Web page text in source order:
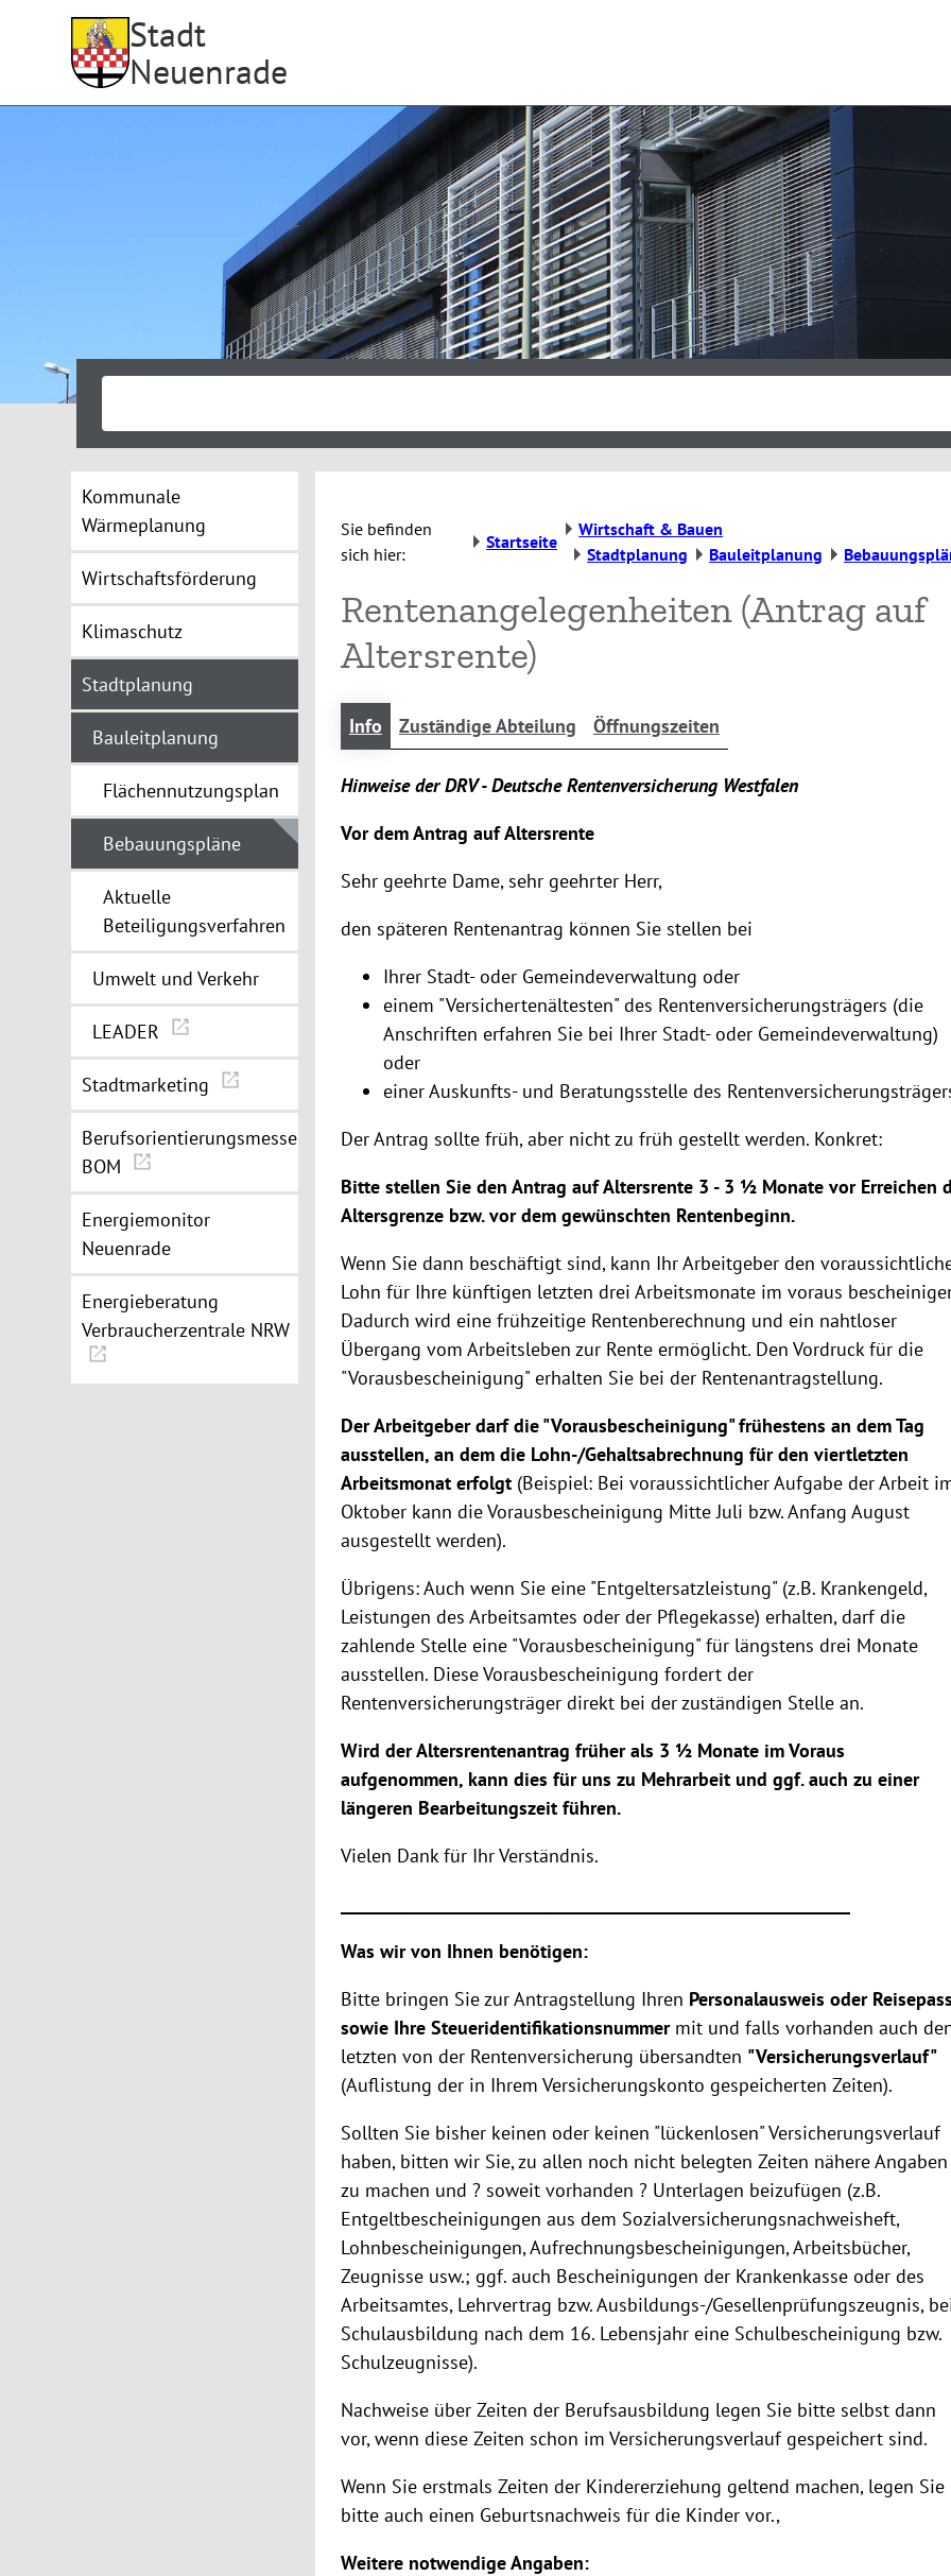
Stadt
Neuenrade
Kommunale
Wärmeplanung
Wirtschaftsförderung
Klimaschutz
Stadtplanung
Bauleitplanung
Flächennutzungsplan
Bebauungspläne
Aktuelle
Beteiligungsverfahren
Umwelt und Verkehr
LEADER
Stadtmarketing
Berufsorientierungsmesse
BOM
Energiemonitor
Neuenrade
Energieberatung
Verbraucherzentrale NRW
Sie befinden
sich hier:
Startseite
Wirtschaft & Bauen
Stadtplanung
Bauleitplanung
Rentenangelegenheiten (Antrag auf
Altersrente)
Info Zuständige Abteilung Öffnungszeiten
Hinweise der DRV - Deutsche Rentenversicherung Westfalen
Vor dem Antrag auf Altersrente
Sehr geehrte Dame, sehr geehrter Herr,
den späteren Rentenantrag können Sie stellen bei
Ihrer Stadt- oder Gemeindeverwaltung oder
einem "Versichertenältesten" des Rentenversicherungsträgers (die
Anschriften erfahren Sie bei Ihrer Stadt- oder Gemeindeverwaltung)
oder
einer Auskunfts- und Beratungsstelle des
Der Antrag sollte früh, aber nicht zu früh gestellt werden. Konkret:
Bitte stellen Sie den Antrag auf Altersrente 3 - 3 ½ Monate vor Erreichen
Altersgrenze bzw. vor dem gewünschten Rentenbeginn.
Wenn Sie dann beschäftigt sind, kann Ihr Arbeitgeber den
Lohn für Ihre künftigen letzten drei Arbeitsmonate im voraus
Dadurch wird eine frühzeitige Rentenberechnung und ein nahtloser
Übergang vom Arbeitsleben zur Rente ermöglicht. Den Vordruck für die
"Vorausbescheinigung" erhalten Sie bei der Rentenantragstellung.
Der Arbeitgeber darf die "Vorausbescheinigung" frühestens an dem Tag
ausstellen, an dem die Lohn-/Gehaltsabrechnung für den viertletzten
Arbeitsmonat erfolgt(Beispiel: Bei voraussichtlicher Aufgabe der Arbeit
Oktober kann die Vorausbescheinigung Mitte Juli bzw. Anfang August
ausgestellt werden).
Übrigens: Auch wenn Sie eine "Entgeltersatzleistung" (z.B. Krankengeld,
Leistungen des Arbeitsamtes oder der Pflegekasse) erhalten, darf die
zahlende Stelle eine "Vorausbescheinigung" für längstens drei Monate
ausstellen. Diese Vorausbescheinigung fordert der
Rentenversicherungsträger direkt bei der zuständigen Stelle an.
Wird der Altersrentenantrag früher als 3 ½ Monate im Voraus
aufgenommen, kann dies für uns zu Mehrarbeit und ggf. auch zu einer
längeren Bearbeitungszeit führen.
Vielen Dank für Ihr Verständnis.
Was wir von Ihnen benötigen:
Bitte bringen Sie zur Antragstellung Ihren Personalausweis oder
sowie Ihre Steueridentifikationsnummermit und falls vorhanden auch
letzten von der Rentenversicherung übersandten "Versicherungsverlauf"
(Auflistung der in Ihrem Versicherungskonto gespeicherten Zeiten).
Sollten Sie bisher keinen oder keinen "lückenlosen" Versicherungsverlauf
haben, bitten wir Sie, zu allen noch nicht belegten Zeiten nähere Angaben
zu machen und ? soweit vorhanden ? Unterlagen beizufügen (z.B.
Entgeltbescheinigungen aus dem Sozialversicherungsnachweisheft,
Lohnbescheinigungen, Aufrechnungsbescheinigungen, Arbeitsbücher,
Zeugnisse usw.; ggf. auch Bescheinigungen der Krankenkasse oder des
Arbeitsamtes, Lehrvertrag bzw. Ausbildungs-/Gesellenprüfungszeugnis,
Schulausbildung nach dem 16. Lebensjahr eine Schulbescheinigung bzw.
Schulzeugnisse).
Nachweise über Zeiten der Berufsausbildung legen Sie bitte selbst dann
vor, wenn diese Zeiten schon im Versicherungsverlauf gespeichert sind.
Wenn Sie erstmals Zeiten der Kindererziehung geltend machen, legen Sie
bitte auch einen Geburtsnachweis für die Kinder vor.,
Weitere notwendige Angaben: